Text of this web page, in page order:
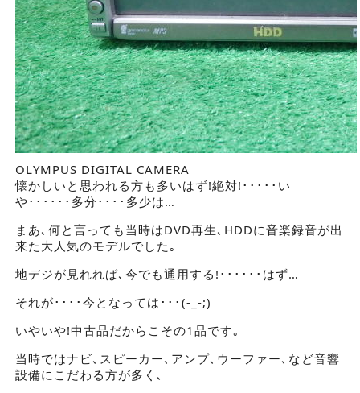
OLYMPUS DIGITAL CAMERA
懐かしいと思われる方も多いはず!絶対!･････い
や･･････多分････多少は…
まあ､何と言っても当時はDVD再生､HDDに音楽録音が出
来た大人気のモデルでした｡
地デジが見れれば､今でも通用する!･･････はず…
それが････今となっては･･･(-_-;)
いやいや!中古品だからこその1品です｡
当時ではナビ､スピーカー､アンプ､ウーファー､など音響
設備にこだわる方が多く､